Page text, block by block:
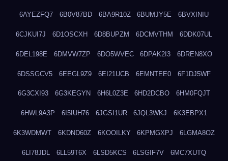
6AYEZFQ7 6B0V87BD 6BA9R10Z 6BUMJY5E 6BVXINIU
6CJKUI7J 6D1OSCXH 6D8BUPZM 6DCMVTHM 6DDK07UL
6DEL198E 6DMVW7ZP 6DO5WVEC 6DPAK2I3 6DREN8XO
6DSSGCV5 6EEGL9Z9 6EI21UCB 6EMNTEE0 6F1DJ5WF
6G3CXI93 6G3KEGYN 6H6L0Z3E 6HD2DCBO 6HM0FQJT
6HWL9A3P 6I5IUH76 6JGSI1UR 6JQL3WKJ 6K3EBPX1
6K3WDMWT 6KDND60Z 6KOOILKY 6KPMGXPJ 6LGMA8OZ
6LI78JDL 6LL59T6X 6LSD5KCS 6LSGIF7V 6MC7XUTQ